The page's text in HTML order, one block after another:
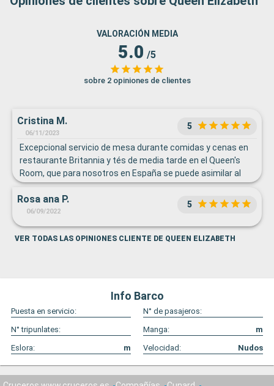
VALORACIÓN MEDIA
5.0 /5
sobre 2 opiniones de clientes
Cristina M.
06/11/2023
5
Excepcional servicio de mesa durante comidas y cenas en
restaurante Britannia y tés de media tarde en el Queen's
Room, que para nosotros en España se puede asimilar al
café de después de comer (sirven un té tipo merienda a las
3 de la tarde, no a las 5 como nos tienen acostumbrados a
oír). No hice uso de servicios a bordo, por lo que no puedo
opinar, pero visité el gimnasio, que es más grande de lo
esperado según otros barcos. Está incluido el servicio de
Rosa ana P.
06/09/2022
5
VER TODAS LAS OPINIONES CLIENTE DE QUEEN ELIZABETH
Info Barco
Puesta en servicio:
N° de pasajeros:
N° tripunlates:
Manga:
m
Eslora:
m Velocidad: Nudos